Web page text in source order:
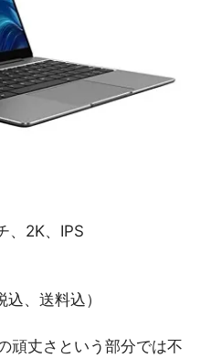
、2K、IPS
込、送料込）
頑丈さという部分では不